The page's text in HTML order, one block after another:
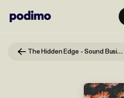
The Hidden Edge - Sound Business Advice